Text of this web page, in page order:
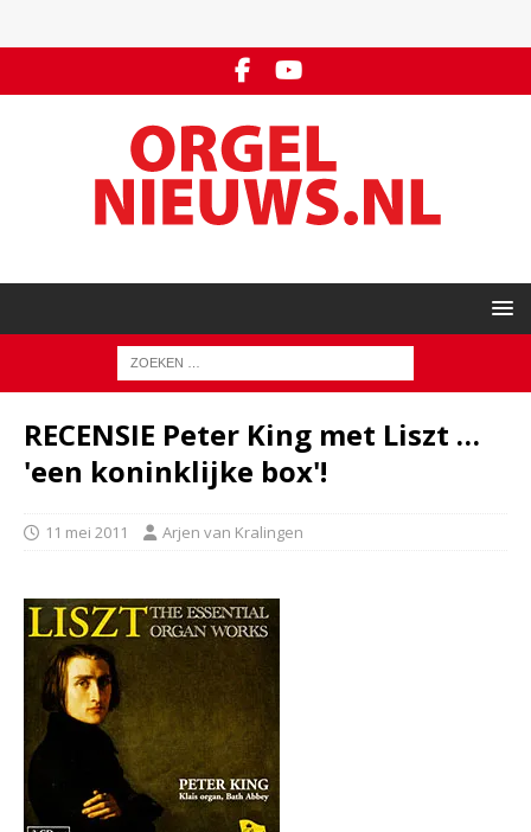
RECENSIE Peter King met Liszt …
'een koninklijke box'!
11 mei 2011 Arjen van Kralingen